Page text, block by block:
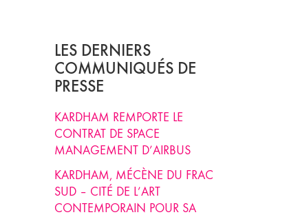
LES DERNIERS
COMMUNIQUÉS DE
PRESSE
KARDHAM REMPORTE LE
CONTRAT DE SPACE
MANAGEMENT D’AIRBUS
KARDHAM, MÉCÈNE DU FRAC
SUD – CITÉ DE L’ART
CONTEMPORAIN POUR SA